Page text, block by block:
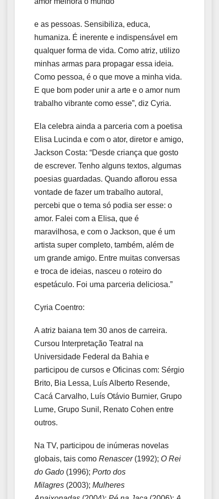
e as pessoas. Sensibiliza, educa,
humaniza. É inerente e indispensável em
qualquer forma de vida. Como atriz, utilizo
minhas armas para propagar essa ideia.
Como pessoa, é o que move a minha vida.
E que bom poder unir a arte e o amor num
trabalho vibrante como esse”, diz Cyria.
Ela celebra ainda a parceria com a poetisa
Elisa Lucinda e com o ator, diretor e amigo,
Jackson Costa: “Desde criança que gosto
de escrever. Tenho alguns textos, algumas
poesias guardadas. Quando aflorou essa
vontade de fazer um trabalho autoral,
percebi que o tema só podia ser esse: o
amor. Falei com a Elisa, que é
maravilhosa, e com o Jackson, que é um
artista super completo, também, além de
um grande amigo. Entre muitas conversas
e troca de ideias, nasceu o roteiro do
espetáculo. Foi uma parceria deliciosa.”
Cyria Coentro:
A atriz baiana tem 30 anos de carreira.
Cursou Interpretação Teatral na
Universidade Federal da Bahia e
participou de cursos e Oficinas com: Sérgio
Brito, Bia Lessa, Luís Alberto Resende,
Cacá Carvalho, Luís Otávio Burnier, Grupo
Lume, Grupo Sunil, Renato Cohen entre
outros.
Na TV, participou de inúmeras novelas
globais, tais como Renascer(1992); O Rei
do Gado (1996); Porto dos
Milagres (2003); Mulheres